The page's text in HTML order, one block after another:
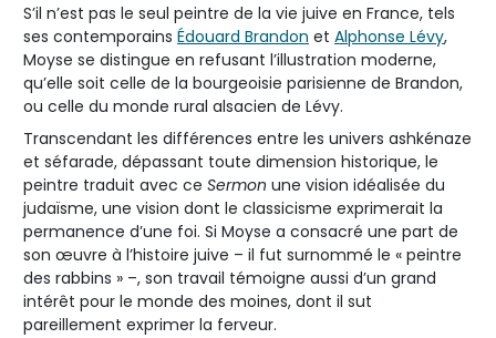
S’il n’est pas le seul peintre de la vie juive en France, tels
ses contemporains Édouard Brandon et Alphonse Lévy,
Moyse se distingue en refusant l’illustration moderne,
qu’elle soit celle de la bourgeoisie parisienne de Brandon,
ou celle du monde rural alsacien de Lévy.
Transcendant les différences entre les univers ashkénaze
et séfarade, dépassant toute dimension historique, le
peintre traduit avec ce Sermon une vision idéalisée du
judaïsme, une vision dont le classicisme exprimerait la
permanence d’une foi. Si Moyse a consacré une part de
son œuvre à l’histoire juive – il fut surnommé le « peintre
des rabbins » –, son travail témoigne aussi d’un grand
intérêt pour le monde des moines, dont il sut
pareillement exprimer la ferveur.